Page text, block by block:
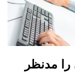
را مدنظر